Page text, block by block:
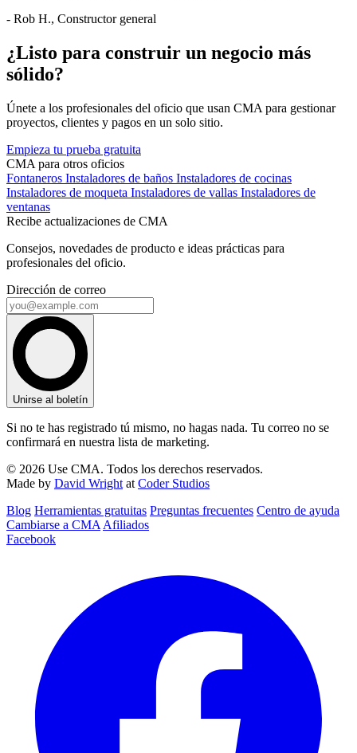
- Rob H., Constructor general
¿Listo para construir un negocio más
sólido?
Únete a los profesionales del oficio que usan CMA para gestionar
proyectos, clientes y pagos en un solo sitio.
Empieza tu prueba gratuita
CMA para otros oficios
Fontaneros Instaladores de baños Instaladores de cocinas
Instaladores de moqueta Instaladores de vallas Instaladores de
ventanas
Recibe actualizaciones de CMA
Consejos, novedades de producto e ideas prácticas para
profesionales del oficio.
Dirección de correo
Unirse al boletín
Si no te has registrado tú mismo, no hagas nada. Tu correo no se
confirmará en nuestra lista de marketing.
© 2026 Use CMA. Todos los derechos reservados.
Made by David Wright at Coder Studios
Blog‎ Herramientas gratuitas Preguntas frecuentes Centro de ayuda
Cambiarse a CMA Afiliados
Facebook